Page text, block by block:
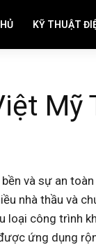
KỸ THUẬT
Mỹ
và sự an
nhà thầu và
loại công trình
ứng dụng